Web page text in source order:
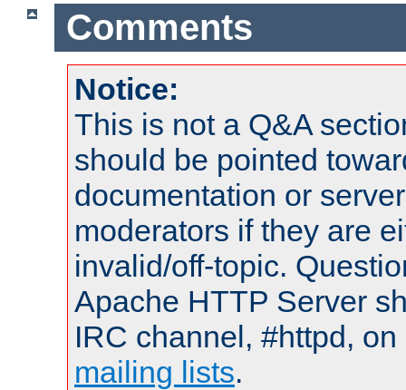
Comments
Notice:
This is not a Q&A
should be pointed
documentation or
moderators if they are
invalid/off-topic.
Apache HTTP Server
IRC channel, #httpd,
mailing lists.